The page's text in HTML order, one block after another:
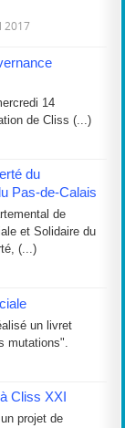
2017
14
de Cliss (...)
du
Pas-de-Calais
de
et Solidaire du
(...)
un livret
mutations".
Cliss XXI
projet de